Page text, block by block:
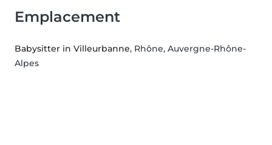
Emplacement
Babysitter in Villeurbanne, Rhône, Auvergne-Rhône-
Alpes